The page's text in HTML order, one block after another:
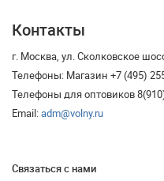
Контакты
г. Москва, ул. Сколковское
Телефоны: Магазин +7 (495)
Телефоны для оптовиков
Email:adm@volny.ru
Связаться с нами